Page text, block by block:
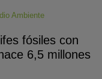
Ambiente
fósiles con
6,5 millones